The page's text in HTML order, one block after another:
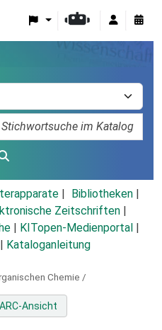
Bibliotheken
Zeitschriften
KITopen-Medienportal
Kataloganleitung
Chemie /
Ansicht